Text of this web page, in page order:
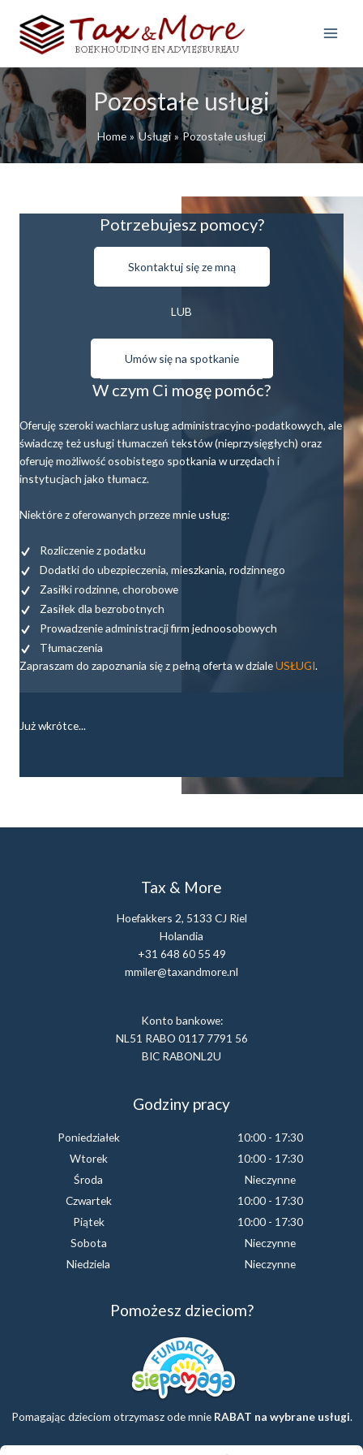
t
c
o
n
Menu
Pozostałe usługi
Home Usługi Pozostałe usługi
Potrzebujesz pomocy?
Skontaktuj się ze mną
LUB
Umów się na spotkanie
W czym Ci mogę pomóc?
Oferuję szeroki wachlarz usług administracyjno-podatkowych, ale
świadczę też usługi tłumaczeń tekstów (nieprzysięgłych) oraz
oferuję możliwość osobistego spotkania w urzędach i
instytucjach jako tłumacz.
Niektóre z oferowanych przeze mnie usług:
Rozliczenie z podatku
Dodatki do ubezpieczenia, mieszkania, rodzinnego
Zasiłki rodzinne, chorobowe
Zasiłek dla bezrobotnych
Prowadzenie administracji firm jednoosobowych
Tłumaczenia
Zapraszam do zapoznania się z pełną oferta w dzialeUSŁUGI.
Już wkrótce...
Tax & More
Hoefakkers 2, 5133 CJ Riel
Holandia
+31 648 60 55 49
mmiler@taxandmore.nl
Konto bankowe:
NL51 RABO 0117 7791 56
BIC RABONL2U
Godziny pracy
Poniedziałek
10:00 - 17:30
Wtorek
10:00 - 17:30
Środa
Nieczynne
Czwartek
10:00 - 17:30
Piątek
10:00 - 17:30
Sobota
Nieczynne
Niedziela
Nieczynne
Pomożesz dzieciom?
Pomagając dzieciom otrzymasz ode mnie RABAT na wybrane usługi.